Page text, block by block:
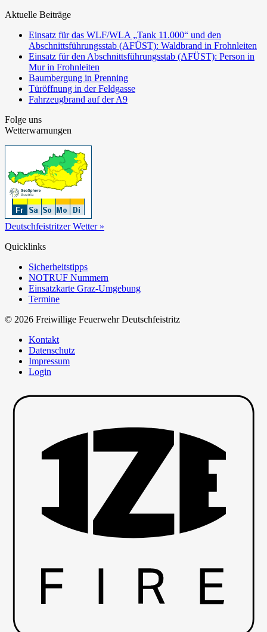
Aktuelle Beiträge
Einsatz für das WLF/WLA „Tank 11.000“ und den
Abschnittsführungsstab (AFÜST): Waldbrand in Frohnleiten
Einsatz für den Abschnittsführungsstab (AFÜST): Person in
Mur in Frohnleiten
Baumbergung in Prenning
Türöffnung in der Feldgasse
Fahrzeugbrand auf der A9
Folge uns
Wetterwarnungen
Deutschfeistritzer Wetter »
Quicklinks
Sicherheitstipps
NOTRUF Nummern
Einsatzkarte Graz-Umgebung
Termine
© 2026 Freiwillige Feuerwehr Deutschfeistritz
Kontakt
Datenschutz
Impressum
Login